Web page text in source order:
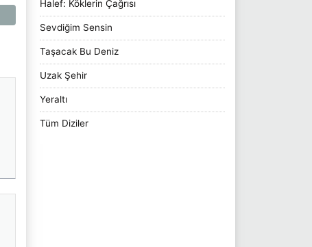
Halef: Köklerin Çağrısı
Sevdiğim Sensin
Taşacak Bu Deniz
Uzak Şehir
Yeraltı
Tüm Diziler